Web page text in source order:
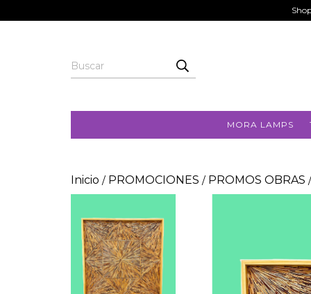
MORA LAMPS
Inicio / PROMOCIONES / PROMOS OBRAS /